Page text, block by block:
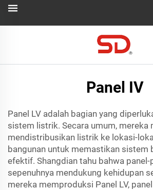
Panel IV
Panel LV adalah bagian yang
sistem listrik. Secara umum, mereka
mendistribusikan listrik ke lokasi-
bangunan untuk memastikan sistem
efektif. Shangdian tahu bahwa panel-
sepenuhnya mendukung kehidupan
mereka memproduksi Panel LV,